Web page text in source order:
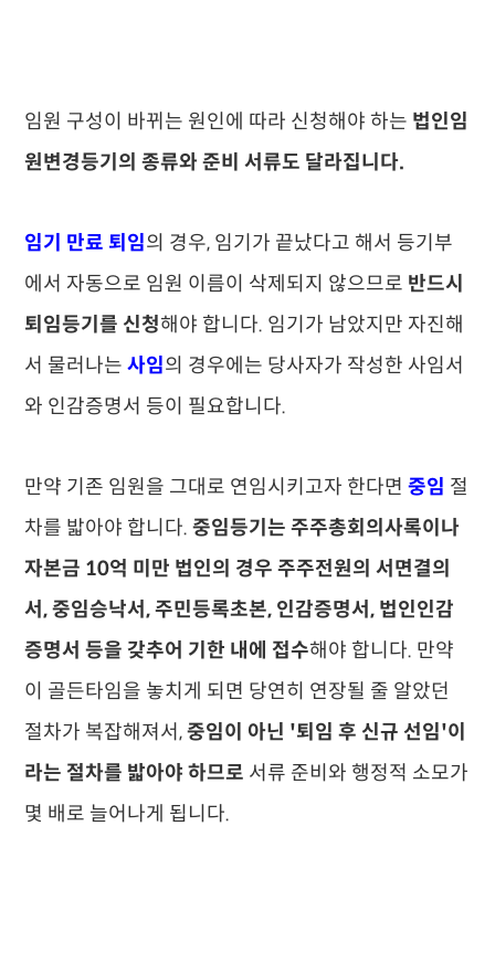
임원 구성이 바뀌는 원인에 따라 신청해야 하는 법인임
원변경등기의 종류와 준비 서류도 달라집니다.
임기 만료 퇴임의 경우, 임기가 끝났다고 해서 등기부
에서 자동으로 임원 이름이 삭제되지 않으므로 반드시
퇴임등기를 신청해야 합니다. 임기가 남았지만 자진해
서 물러나는사임의 경우에는 당사자가 작성한 사임서
와 인감증명서 등이 필요합니다.
만약 기존 임원을 그대로 연임시키고자 한다면중임 절
차를 밟아야 합니다.중임등기는 주주총회의사록이나
자본금 10억 미만 법인의 경우 주주전원의 서면결의
서, 중임승낙서, 주민등록초본, 인감증명서, 법인인감
증명서 등을 갖추어 기한 내에 접수해야 합니다. 만약
이 골든타임을 놓치게 되면 당연히 연장될 줄 알았던
절차가 복잡해져서,중임이 아닌 '퇴임 후 신규 선임'이
라는 절차를 밟아야 하므로 서류 준비와 행정적 소모가
몇 배로 늘어나게 됩니다.